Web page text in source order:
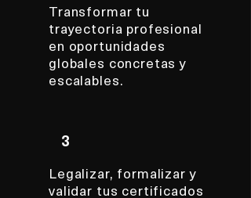
Transformar tu
trayectoria profesional
en oportunidades
globales concretas y
escalables.
3
Legalizar, formalizar y
validar tus certificados